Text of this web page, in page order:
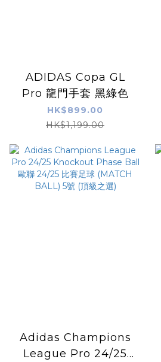
ADIDAS Copa GL
Pro 龍門手套 黑綠色
HK$899.00
HK$1,199.00
Adidas Champions
League Pro 24/25